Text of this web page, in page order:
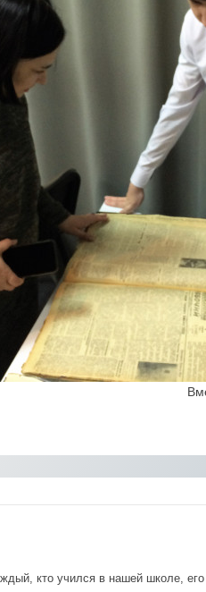
кто учился в нашей школе, его